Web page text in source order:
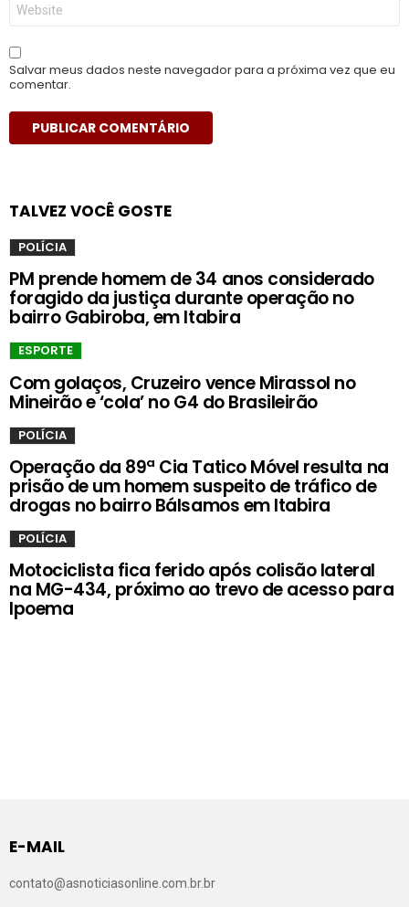
Salvar meus dados neste navegador para a próxima vez que eu
comentar.
TALVEZ VOCÊ GOSTE
POLÍCIA
PM prende homem de 34 anos considerado
foragido da justiça durante operação no
bairro Gabiroba, em Itabira
ESPORTE
Com golaços, Cruzeiro vence Mirassol no
Mineirão e ‘cola’ no G4 do Brasileirão
POLÍCIA
Operação da 89ª Cia Tatico Móvel resulta na
prisão de um homem suspeito de tráfico de
drogas no bairro Bálsamos em Itabira
POLÍCIA
Motociclista fica ferido após colisão lateral
na MG-434, próximo ao trevo de acesso para
Ipoema
E-MAIL
contato@asnoticiasonline.com.br.br